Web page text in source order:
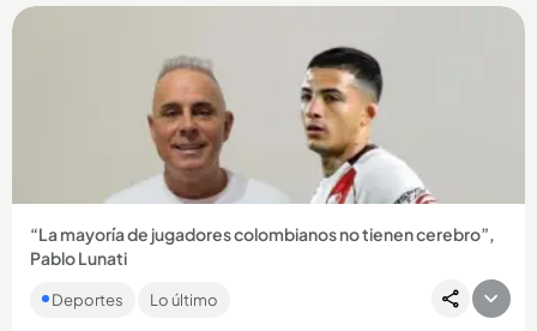
“La mayoría de jugadores colombianos no tienen cerebro”,
Pablo Lunati
El exárbitro argentino prendió las redes con esta afirmación
que hizo de los futbolistas colombianos. Le contamos....
Deportes Lo último